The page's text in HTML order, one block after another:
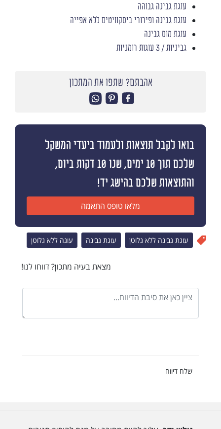
עוגת גבינה גבוהה
עוגת גבינה ופירורי ביסקוויטים ללא אפייה
עוגת מוס גבינה
גביניות / 3 עוגות רומניות
אהבתם? שתפו את המתכון
בואו לקבל תוצאות ולעמוד ביעדי המשקל
שלכם תוך 10 ימים, שנו 10 דקות ביום,
והתוצאות שלכם בהישג יד!
מלאו טופס התאמה
עוגת גבינה ללא גלוטן עוגת גבינה עוגה ללא גלוטן
מצאת בעיה מתכון? דווחו לנו!
שלח דיווח